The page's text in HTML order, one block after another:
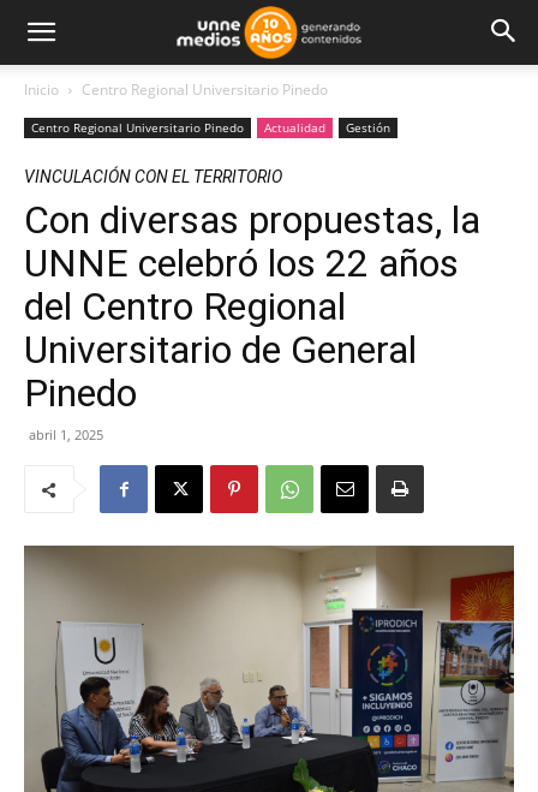
Inicio Centro Regional Universitario Pinedo
Centro Regional Universitario Pinedo Actualidad Gestión
VINCULACIÓN CON EL TERRITORIO
Con diversas propuestas, la
UNNE celebró los 22 años
del Centro Regional
Universitario de General
Pinedo
abril 1, 2025